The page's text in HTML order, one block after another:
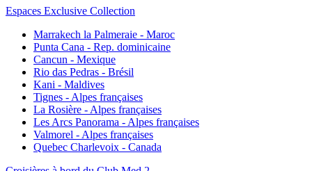
Espaces Exclusive Collection
Marrakech la Palmeraie - Maroc
Punta Cana - Rep. dominicaine
Cancun - Mexique
Rio das Pedras - Brésil
Kani - Maldives
Tignes - Alpes françaises
La Rosière - Alpes françaises
Les Arcs Panorama - Alpes françaises
Valmorel - Alpes françaises
Quebec Charlevoix - Canada